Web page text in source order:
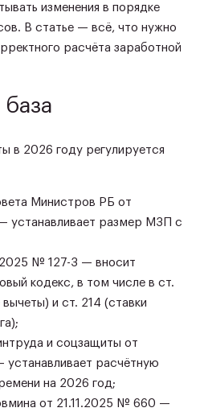
изменения в порядке
В статье — всё, что нужно
расчёта заработной
в 2026 году регулируется
Министров РБ от
устанавливает размер МЗП с
№ 127-З — вносит
кодекс, в том числе в ст.
и ст. 214 (ставки
и соцзащиты от
расчётную
на 2026 год;
от 21.11.2025 № 660 —